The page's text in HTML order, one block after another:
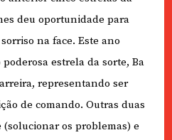
deu oportunidade para
na face. Este ano
estrela da sorte, Ba
representando ser
de comando. Outras duas
os problemas) e